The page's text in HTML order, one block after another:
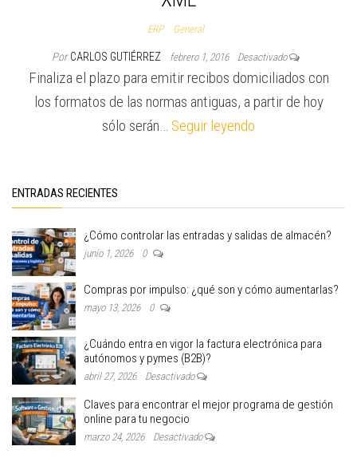
ERP General
Por CARLOS GUTIÉRREZ febrero 1, 2016 Desactivado
Finaliza el plazo para emitir recibos domiciliados con
los formatos de las normas antiguas, a partir de hoy
sólo serán… Seguir leyendo
ENTRADAS RECIENTES
¿Cómo controlar las entradas y salidas de almacén?
junio 1, 2026 0
Compras por impulso: ¿qué son y cómo aumentarlas?
mayo 13, 2026 0
¿Cuándo entra en vigor la factura electrónica para
autónomos y pymes (B2B)?
abril 27, 2026 Desactivado
Claves para encontrar el mejor programa de gestión
online para tu negocio
marzo 24, 2026 Desactivado